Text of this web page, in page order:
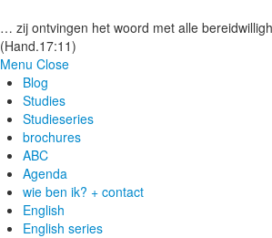
… zij ontvingen het woord met alle
(Hand.17:11)
Menu Close
Blog
Studies
Studieseries
brochures
ABC
Agenda
wie ben ik? + contact
English
English series